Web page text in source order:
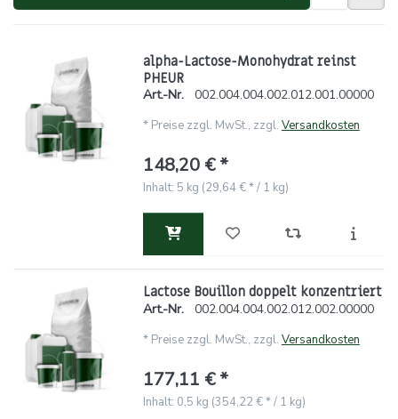
alpha-Lactose-Monohydrat reinst
PHEUR
Art.-Nr. 002.004.004.002.012.001.00000
* Preise zzgl. MwSt., zzgl. Versandkosten
148,20 € *
Inhalt: 5 kg (29,64 € * / 1 kg)
Lactose Bouillon doppelt konzentriert
Art.-Nr. 002.004.004.002.012.002.00000
* Preise zzgl. MwSt., zzgl. Versandkosten
177,11 € *
Inhalt: 0,5 kg (354,22 € * / 1 kg)